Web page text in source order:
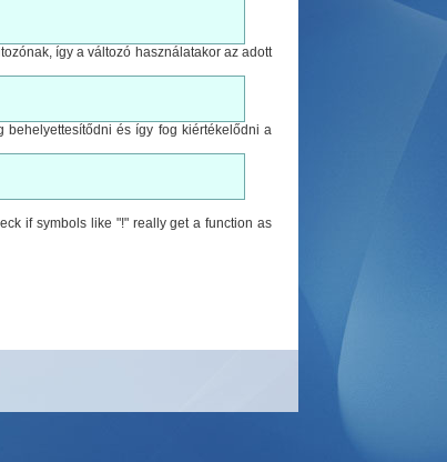
így a változó használatakor az adott
behelyettesítődni és így fog kiértékelődni a
if symbols like "!" really get a function as